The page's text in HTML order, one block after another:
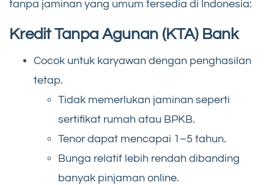
tanpa jaminan yang umum tersedia di Indonesia:
Kredit Tanpa Agunan (KTA) Bank
Cocok untuk karyawan dengan penghasilan
tetap.
Tidak memerlukan jaminan seperti
sertifikat rumah atau BPKB.
Tenor dapat mencapai 1–5 tahun.
Bunga relatif lebih rendah dibanding
banyak pinjaman online.